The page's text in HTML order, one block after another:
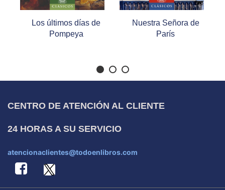
Los últimos días de
Pompeya
Nuestra Señora de
París
CENTRO DE ATENCIÓN AL CLIENTE
24 HORAS A SU SERVICIO
atencionaclientes@todoenlibros.com